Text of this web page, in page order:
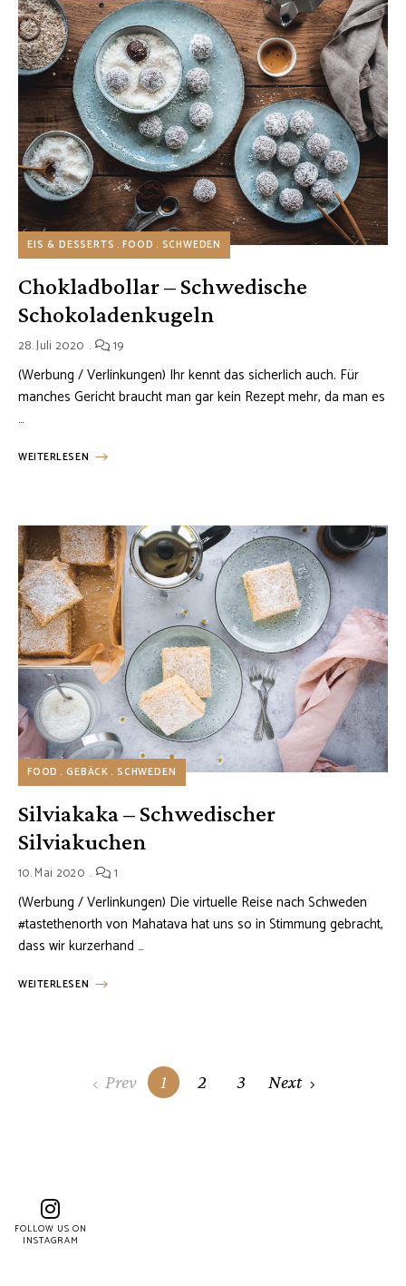
EIS & DESSERTS FOOD SCHWEDEN
Chokladbollar – Schwedische
Schokoladenkugeln
28. Juli 2020 19
(Werbung / Verlinkungen) Ihr kennt das sicherlich auch. Für
manches Gericht braucht man gar kein Rezept mehr, da man es
…
WEITERLESEN
FOOD GEBÄCK SCHWEDEN
Silviakaka – Schwedischer
Silviakuchen
10. Mai 2020 1
(Werbung / Verlinkungen) Die virtuelle Reise nach Schweden
#tastethenorth von Mahatava hat uns so in Stimmung gebracht,
dass wir kurzerhand …
WEITERLESEN
Prev 1 2 3 Next
FOLLOW US ON
INSTAGRAM